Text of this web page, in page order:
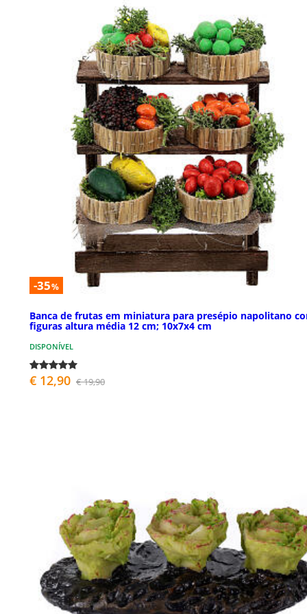
-35%
Banca de frutas em miniatura para presépio napolitano
figuras altura média 12 cm; 10x7x4 cm
DISPONÍVEL
€ 12,90 € 19,90